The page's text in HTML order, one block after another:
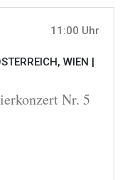
11:00 Uhr
WIEN |
Nr. 5